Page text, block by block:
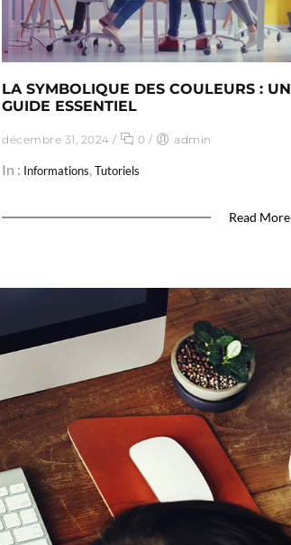
LA SYMBOLIQUE DES COULEURS : UN
GUIDE ESSENTIEL
décembre 31, 2024 / 0 / admin
In : Informations,Tutoriels
Read More